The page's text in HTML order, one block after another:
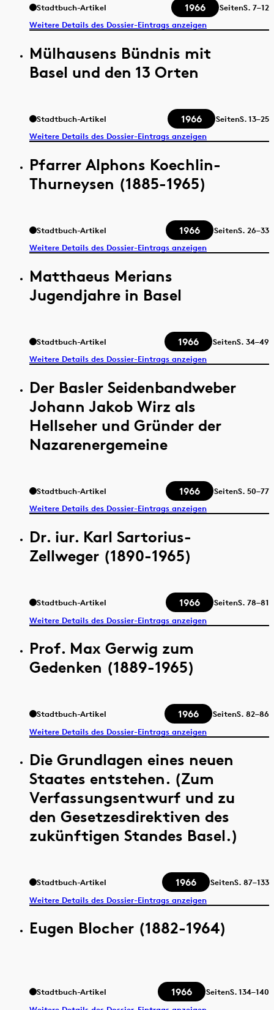
Stadtbuch-Artikel 1966 SeitenS. 7–12
Weitere Details des Dossier-Eintrags anzeigen
Mülhausens Bündnis mit
Basel und den 13 Orten
Stadtbuch-Artikel 1966 SeitenS.13–25
Weitere Details des Dossier-Eintrags anzeigen
Pfarrer Alphons Koechlin-
Thurneysen (1885-1965)
Stadtbuch-Artikel 1966 SeitenS. 26–33
Weitere Details des Dossier-Eintrags anzeigen
Matthaeus Merians
Jugendjahre in Basel
Stadtbuch-Artikel 1966 SeitenS. 34–49
Weitere Details des Dossier-Eintrags anzeigen
Der Basler Seidenbandweber
Johann Jakob Wirz als
Hellseher und Gründer der
Nazarenergemeine
Stadtbuch-Artikel 1966 SeitenS. 50–77
Weitere Details des Dossier-Eintrags anzeigen
Dr. iur. Karl Sartorius-
Zellweger (1890-1965)
Stadtbuch-Artikel 1966 SeitenS. 78–81
Weitere Details des Dossier-Eintrags anzeigen
Prof. Max Gerwig zum
Gedenken (1889-1965)
Stadtbuch-Artikel 1966 SeitenS. 82–86
Weitere Details des Dossier-Eintrags anzeigen
Die Grundlagen eines neuen
Staates entstehen. (Zum
Verfassungsentwurf und zu
den Gesetzesdirektiven des
zukünftigen Standes Basel.)
Stadtbuch-Artikel 1966 SeitenS. 87–133
Weitere Details des Dossier-Eintrags anzeigen
Eugen Blocher (1882-1964)
Stadtbuch-Artikel 1966 SeitenS.134–140